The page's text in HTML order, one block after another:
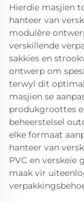
Hierdie masjien
hanteer van
modulêre
verskillende
sakkies en
ontwerp om
terwyl dit
masjien se
produkgroottes
beheerstelsel
elke formaat
hanteer van
PVC en verskeie
maak vir